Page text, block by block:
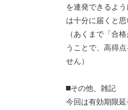
を連発できるよ
は十分に届くと思
（あくまで「合
うことで、高得
せん）
■その他、雑記
今回は有効期限